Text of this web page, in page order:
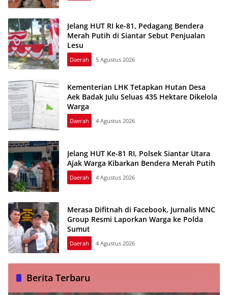
Jelang HUT RI ke-81, Pedagang Bendera
Merah Putih di Siantar Sebut Penjualan
Lesu
Daerah 5 Agustus 2026
Kementerian LHK Tetapkan Hutan Desa
Aek Badak Julu Seluas 435 Hektare Dikelola
Warga
Daerah 4 Agustus 2026
Jelang HUT Ke-81 RI, Polsek Siantar Utara
Ajak Warga Kibarkan Bendera Merah Putih
Daerah 4 Agustus 2026
Merasa Difitnah di Facebook, Jurnalis MNC
Group Resmi Laporkan Warga ke Polda
Sumut
Daerah 4 Agustus 2026
Berita Terbaru